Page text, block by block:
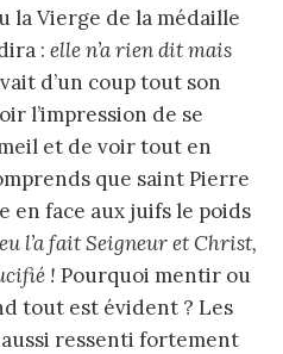
la Vierge de la médaille
: elle n’a rien dit mais
d’un coup tout son
l’impression de se
et de voir tout en
que saint Pierre
en face aux juifs le poids
l’a fait Seigneur et Christ,
! Pourquoi mentir ou
tout est évident ? Les
ressenti fortement